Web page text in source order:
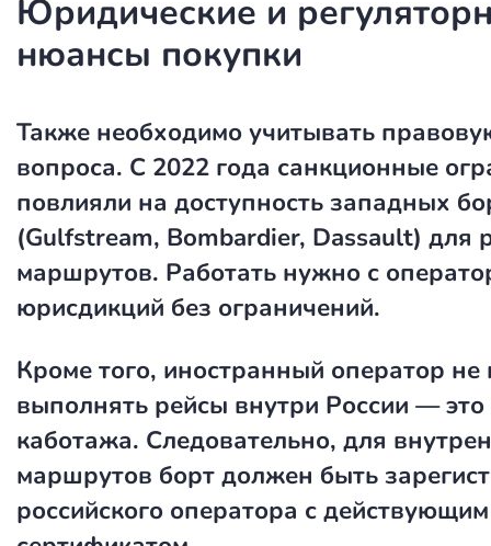
Юридические и
нюансы покупки
Также необходимо учитывать
вопроса. С 2022 года санкционные
повлияли на доступность западных
(Gulfstream, Bombardier, Dassault) для
маршрутов. Работать нужно с
юрисдикций без ограничений.
Кроме того, иностранный оператор
выполнять рейсы внутри России — это
каботажа. Следовательно, для
маршрутов борт должен быть
российского оператора с действующим